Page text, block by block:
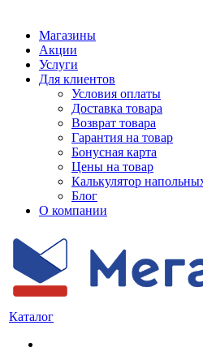
Магазины
Акции
Услуги
Для клиентов
Условия оплаты
Доставка товара
Возврат товара
Гарантия на товар
Бонусная карта
Цены на товар
Калькулятор
Блог
О компании
Каталог